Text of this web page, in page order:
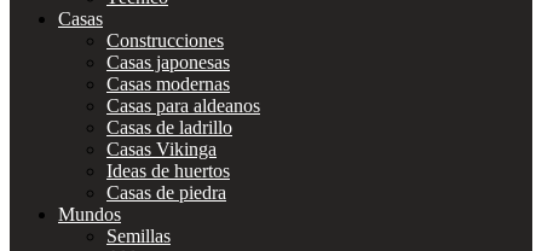
Casas
Construcciones
Casas japonesas
Casas modernas
Casas para aldeanos
Casas de ladrillo
Casas Vikinga
Ideas de huertos
Casas de piedra
Mundos
Semillas